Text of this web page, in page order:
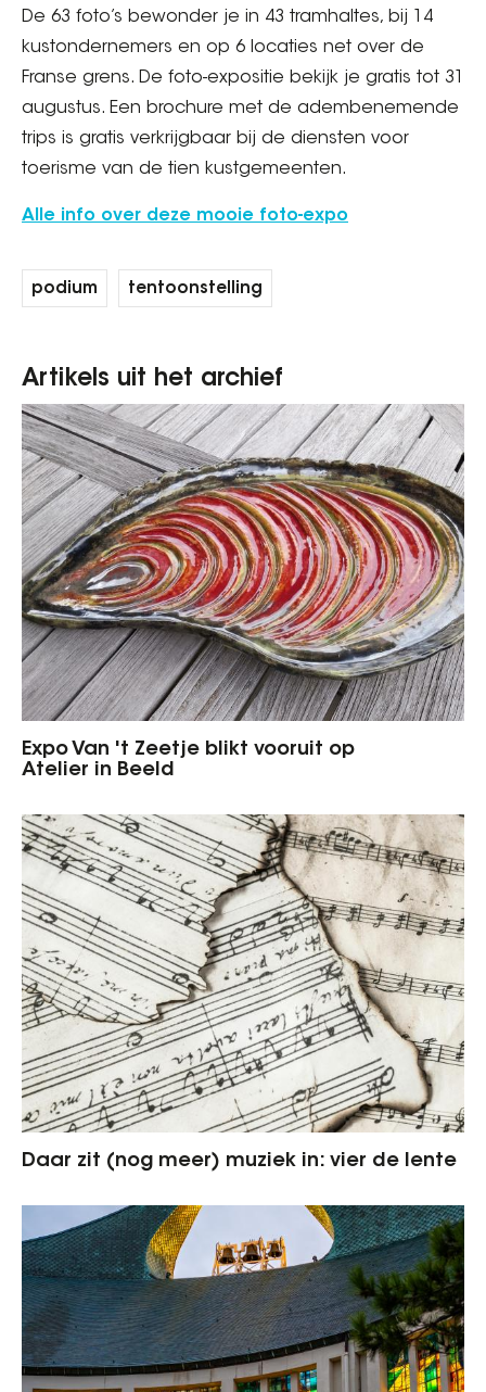
De 63 foto’s bewonder je in 43 tramhaltes, bij 14
kustondernemers en op 6 locaties net over de
Franse grens. De foto-expositie bekijk je gratis tot 31
augustus. Een brochure met de adembenemende
trips is gratis verkrijgbaar bij de diensten voor
toerisme van de tien kustgemeenten.
Alle info over deze mooie foto-expo
podium tentoonstelling
Artikels uit het archief
Expo Van 't Zeetje blikt vooruit op
Atelier in Beeld
Daar zit (nog meer) muziek in: vier de lente